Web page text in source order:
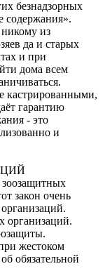
безнадзорных
содержания».
из
да и старых
и при
дома всем
кастрированными,
гарантию
- это
и
зоозащитных
закон очень
организаций.
жестоком
обязательной